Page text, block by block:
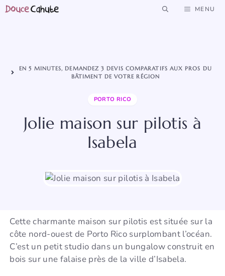
Aller
MENU
EN 5 MINUTES, DEMANDEZ 3 DEVIS COMPARATIFS AUX PROS DU
BÂTIMENT DE VOTRE RÉGION
PORTO RICO
Jolie maison sur pilotis à
Isabela
Cette charmante maison sur pilotis est située sur la
côte nord-ouest de Porto Rico surplombant l’océan.
C’est un petit studio dans un bungalow construit en
bois sur une falaise près de la ville d’Isabela.